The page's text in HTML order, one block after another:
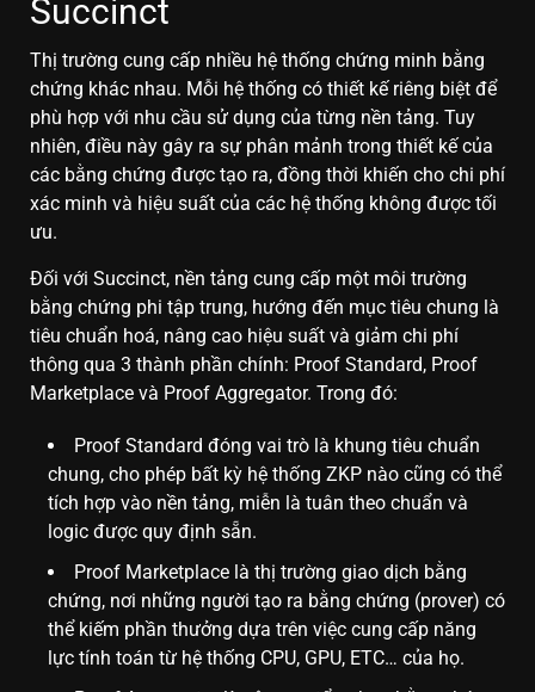
Succinct
Thị trường cung cấp nhiều hệ thống chứng minh bằng
chứng khác nhau. Mỗi hệ thống có thiết kế riêng biệt để
phù hợp với nhu cầu sử dụng của từng nền tảng. Tuy
nhiên, điều này gây ra sự phân mảnh trong thiết kế của
các bằng chứng được tạo ra, đồng thời khiến cho chi phí
xác minh và hiệu suất của các hệ thống không được tối
ưu.
Đối với Succinct, nền tảng cung cấp một môi trường
bằng chứng phi tập trung, hướng đến mục tiêu chung là
tiêu chuẩn hoá, nâng cao hiệu suất và giảm chi phí
thông qua 3 thành phần chính: Proof Standard, Proof
Marketplace và Proof Aggregator. Trong đó:
Proof Standard đóng vai trò là khung tiêu chuẩn
chung, cho phép bất kỳ hệ thống ZKP nào cũng có thể
tích hợp vào nền tảng, miễn là tuân theo chuẩn và
logic được quy định sẵn.
Proof Marketplace là thị trường giao dịch bằng
chứng, nơi những người tạo ra bằng chứng (prover) có
thể kiếm phần thưởng dựa trên việc cung cấp năng
lực tính toán từ hệ thống CPU, GPU, ETC… của họ.